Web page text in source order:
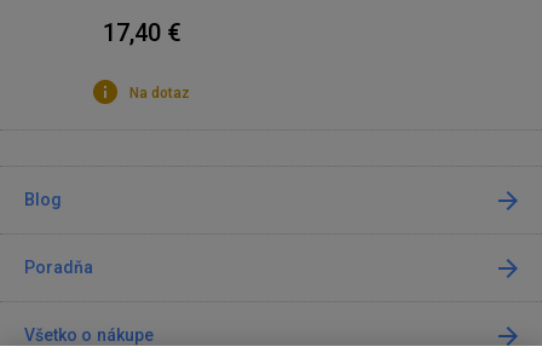
17,40 €
Na dotaz
Blog
Poradňa
Všetko o nákupe